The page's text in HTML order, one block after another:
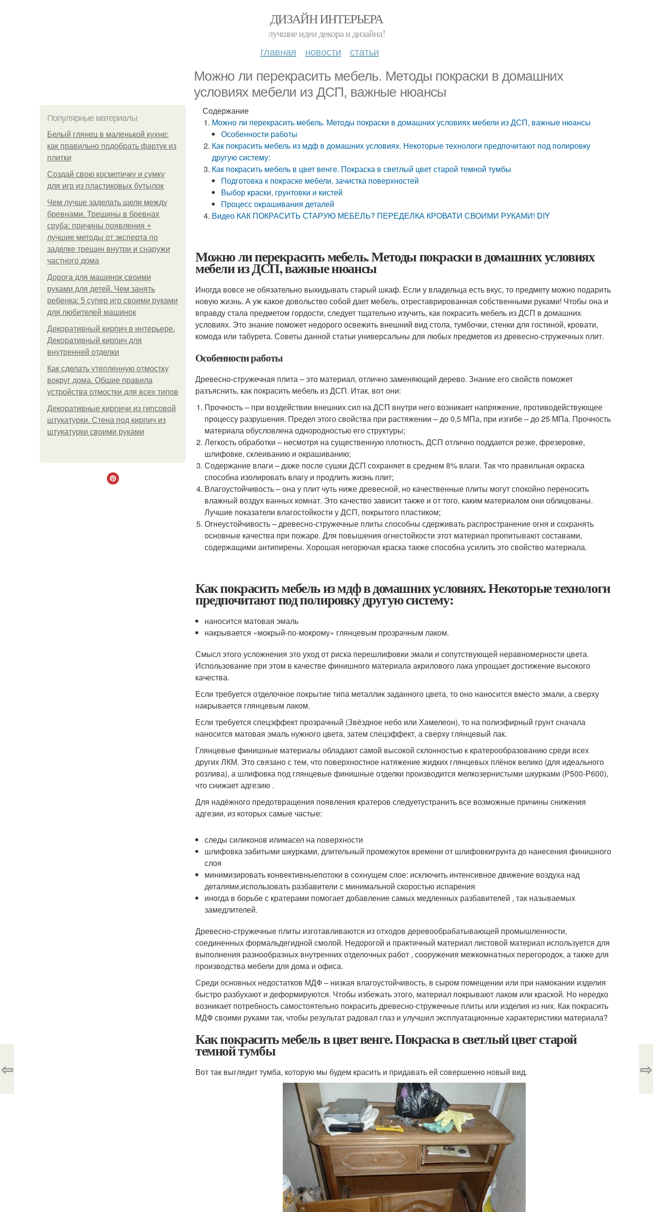
ДИЗАЙН ИНТЕРЬЕРА
лучшие идеи декора и дизайна!
главная новости статьи
Можно ли перекрасить мебель. Методы покраски в домашних
условиях мебели из ДСП, важные нюансы
Популярные материалы
Белый глянец в маленькой кухне:
как правильно подобрать фартук из
плитки
Создай свою косметичку и сумку
для игр из пластиковых бутылок
Чем лучше заделать щели между
бревнами. Трещины в бревнах
сруба: причины появления +
лучшие методы от эксперта по
заделке трещин внутри и снаружи
частного дома
Дорога для машинок своими
руками для детей. Чем занять
ребенка: 5 супер игр своими руками
для любителей машинок
Декоративный кирпич в интерьере.
Декоративный кирпич для
внутренней отделки
Как сделать утепленную отмостку
вокруг дома. Общие правила
устройства отмостки для всех типов
Декоративные кирпичи из гипсовой
штукатурки. Стена под кирпич из
штукатурки своими руками
Содержание
Можно ли перекрасить мебель. Методы покраски в домашних условиях мебели из ДСП, важные нюансы
Особенности работы
Как покрасить мебель из мдф в домашних условиях. Некоторые технологи предпочитают под полировку
другую систему:
Как покрасить мебель в цвет венге. Покраска в светлый цвет старой темной тумбы
Подготовка к покраске мебели, зачистка поверхностей
Выбор краски, грунтовки и кистей
Процесс окрашивания деталей
Видео КАК ПОКРАСИТЬ СТАРУЮ МЕБЕЛЬ? ПЕРЕДЕЛКА КРОВАТИ СВОИМИ РУКАМИ! DIY
Можно ли перекрасить мебель. Методы покраски в домашних условиях
мебели из ДСП, важные нюансы
Иногда вовсе не обязательно выкидывать старый шкаф. Если у владельца есть вкус, то предмету можно подарить
новую жизнь. А уж какое довольство собой дает мебель, отреставрированная собственными руками! Чтобы она и
вправду стала предметом гордости, следует тщательно изучить, как покрасить мебель из ДСП в домашних
условиях. Это знание поможет недорого освежить внешний вид стола, тумбочки, стенки для гостиной, кровати,
комода или табурета. Советы данной статьи универсальны для любых предметов из древесно-стружечных плит.
Особенности работы
Древесно-стружечная плита – это материал, отлично заменяющий дерево. Знание его свойств поможет
разъяснить, как покрасить мебель из ДСП. Итак, вот они:
Прочность – при воздействии внешних сил на ДСП внутри него возникает напряжение, противодействующее
процессу разрушения. Предел этого свойства при растяжении – до 0,5 МПа, при изгибе – до 25 МПа. Прочность
материала обусловлена однородностью его структуры;
Легкость обработки – несмотря на существенную плотность, ДСП отлично поддается резке, фрезеровке,
шлифовке, склеиванию и окрашиванию;
Содержание влаги – даже после сушки ДСП сохраняет в среднем 8% влаги. Так что правильная окраска
способна изолировать влагу и продлить жизнь плит;
Влагоустойчивость – она у плит чуть ниже древесной, но качественные плиты могут спокойно переносить
влажный воздух ванных комнат. Это качество зависит также и от того, каким материалом они облицованы.
Лучшие показатели влагостойкости у ДСП, покрытого пластиком;
Огнеустойчивость – древесно-стружечные плиты способны сдерживать распространение огня и сохранять
основные качества при пожаре. Для повышения огнестойкости этот материал пропитывают составами,
содержащими антипирены. Хорошая негорючая краска также способна усилить это свойство материала.
Как покрасить мебель из мдф в домашних условиях. Некоторые технологи
предпочитают под полировку другую систему:
наносится матовая эмаль
накрывается «мокрый-по-мокрому» глянцевым прозрачным лаком.
Смысл этого усложнения это уход от риска перешлифовки эмали и сопутствующей неравномерности цвета.
Использование при этом в качестве финишного материала акрилового лака упрощает достижение высокого
качества.
Если требуется отделочное покрытие типа металлик заданного цвета, то оно наносится вместо эмали, а сверху
накрывается глянцевым лаком.
Если требуется спецэффект прозрачный (Звёздное небо или Хамелеон), то на полиэфирный грунт сначала
наносится матовая эмаль нужного цвета, затем спецэффект, а сверху глянцевый лак.
Глянцевые финишные материалы обладают самой высокой склонностью к кратерообразованию среди всех
других ЛКМ. Это связано с тем, что поверхностное натяжение жидких глянцевых плёнок велико (для идеального
розлива), а шлифовка под глянцевые финишные отделки производится мелкозернистыми шкурками (Р500-Р600),
что снижает адгезию .
Для надёжного предотвращения появления кратеров следуетустранить все возможные причины снижения
адгезии, из которых самые частые:
следы силиконов илимасел на поверхности
шлифовка забитыми шкурками, длительный промежуток времени от шлифовкигрунта до нанесения финишного
слоя
минимизировать конвективныепотоки в сохнущем слое: исключить интенсивное движение воздуха над
деталями,использовать разбавители с минимальной скоростью испарения
иногда в борьбе с кратерами помогает добавление самых медленных разбавителей , так называемых
замедлителей.
Древесно-стружечные плиты изготавливаются из отходов деревообрабатывающей промышленности,
соединенных формальдегидной смолой. Недорогой и практичный материал листовой материал используется для
выполнения разнообразных внутренних отделочных работ , сооружения межкомнатных перегородок, а также для
производства мебели для дома и офиса.
Среди основных недостатков МДФ – низкая влагоустойчивость, в сыром помещении или при намокании изделия
быстро разбухают и деформируются. Чтобы избежать этого, материал покрывают лаком или краской. Но нередко
возникает потребность самостоятельно покрасить древесно-стружечные плиты или изделия из них. Как покрасить
МДФ своими руками так, чтобы результат радовал глаз и улучшил эксплуатационные характеристики материала?
Как покрасить мебель в цвет венге. Покраска в светлый цвет старой
темной тумбы
Вот так выглядит тумба, которую мы будем красить и придавать ей совершенно новый вид.
⇦ ⇨